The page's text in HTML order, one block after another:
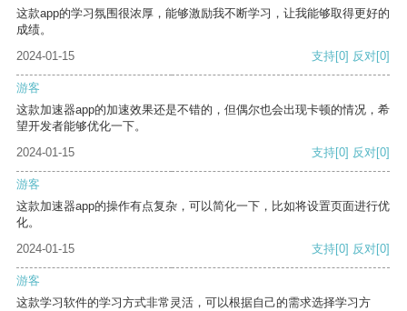
这款app的学习氛围很浓厚，能够激励我不断学习，让我能够取得更好的
成绩。
2024-01-15
支持[0] 反对[0]
游客
这款加速器app的加速效果还是不错的，但偶尔也会出现卡顿的情况，希
望开发者能够优化一下。
2024-01-15
支持[0] 反对[0]
游客
这款加速器app的操作有点复杂，可以简化一下，比如将设置页面进行优
化。
2024-01-15
支持[0] 反对[0]
游客
这款学习软件的学习方式非常灵活，可以根据自己的需求选择学习方